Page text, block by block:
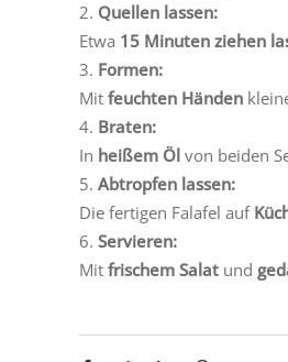
Quellen lassen:
Etwa 15 Minuten ziehen
Formen:
Mit feuchten Händen
Braten:
In heißem Öl von beiden
Abtropfen lassen:
Die fertigen Falafel auf
Servieren:
Mit frischem Salat und